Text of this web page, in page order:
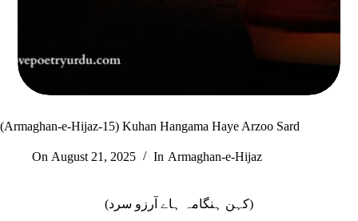
(Armaghan-e-Hijaz-15) Kuhan Hangama Haye Arzoo Sard
On August 21, 2025 In Armaghan-e-Hijaz
(کہن ہنگامہ ہاے آرزو سرد)